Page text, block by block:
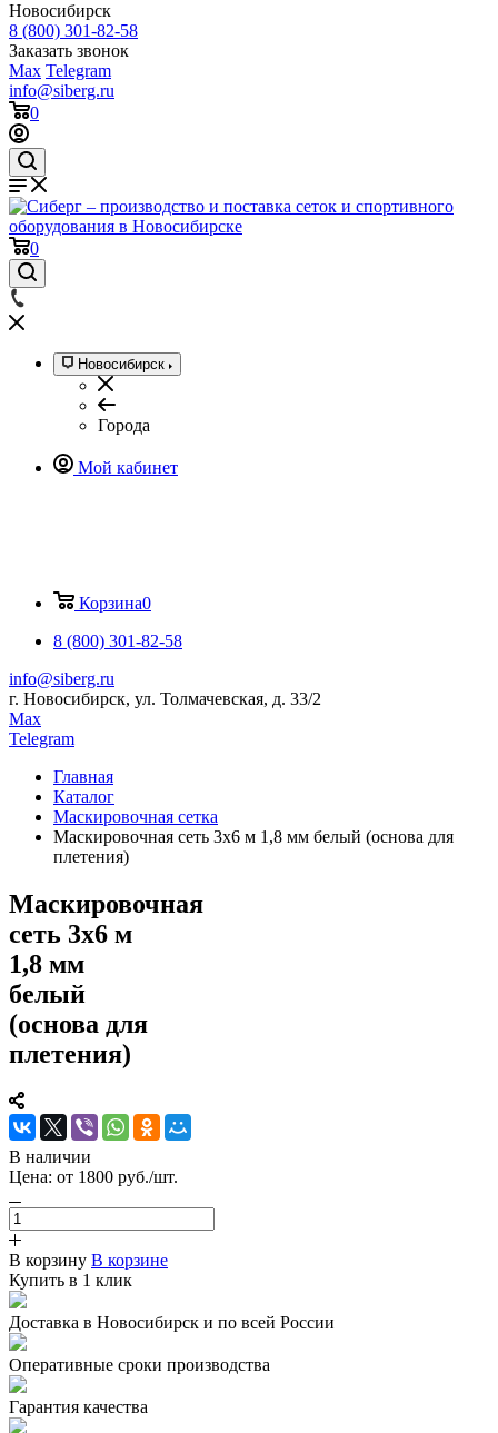
Новосибирск
8 (800) 301-82-58
Заказать звонок
Max Telegram
info@siberg.ru
0
0
Новосибирск
Города
Мой кабинет
Корзина0
8 (800) 301-82-58
info@siberg.ru
г. Новосибирск, ул. Толмачевская, д. 33/2
Max
Telegram
Главная
Каталог
Маскировочная сетка
Маскировочная сеть 3х6 м 1,8 мм белый (основа для
плетения)
Маскировочная
сеть 3х6 м
1,8 мм
белый
(основа для
плетения)
В наличии
Цена: от 1800 руб./шт.
В корзину В корзине
Купить в 1 клик
Доставка в Новосибирск и по всей России
Оперативные сроки производства
Гарантия качества